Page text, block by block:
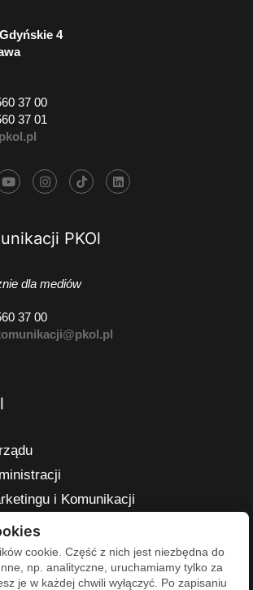
4
37 00
37 01
PKOl
dla mediów
37 00
i Komunikacji
Olimpijskiej
i Kadr
Olimpijskich
cookie. Część z nich jest niezbędna do
np. analityczne, uruchamiamy tylko za
je w każdej chwili wyłączyć. Po zapisaniu